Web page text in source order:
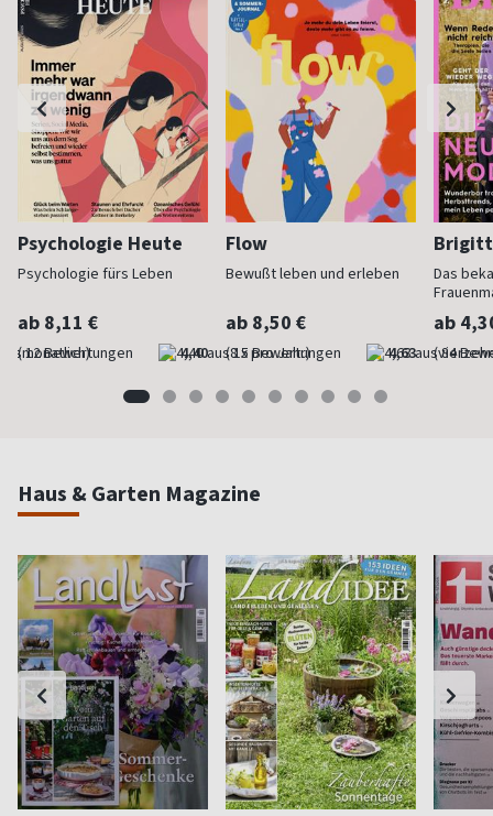
Psychologie Heute
Psychologie fürs Leben
ab 8,11 €
(monatlich) 4,40
Flow
Bewußt leben und erleben
ab 8,50 €
(8 x pro Jahr) 4,63
Das
ab
Haus & Garten Magazine